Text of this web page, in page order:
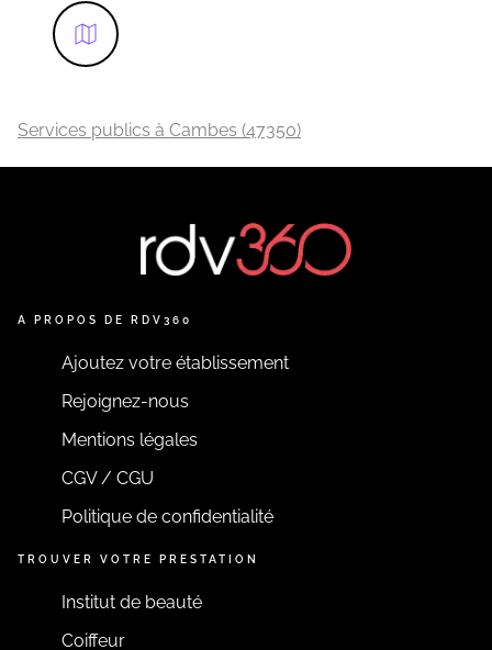
Services publics à Cambes (47350)
A PROPOS DE RDV360
Ajoutez votre établissement
Rejoignez-nous
Mentions légales
CGV / CGU
Politique de confidentialité
TROUVER VOTRE PRESTATION
Institut de beauté
Coiffeur